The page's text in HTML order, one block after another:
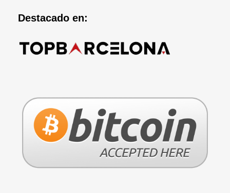
Destacado en: